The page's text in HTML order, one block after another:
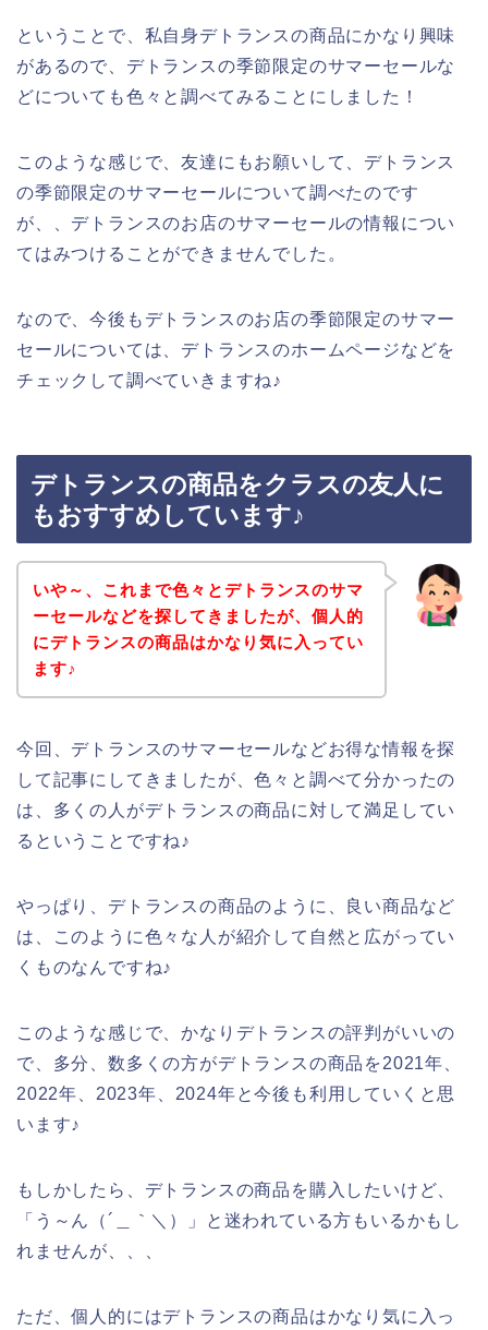
ということで、私自身デトランスの商品にかなり興味
があるので、デトランスの季節限定のサマーセールな
どについても色々と調べてみることにしました！
このような感じで、友達にもお願いして、デトランス
の季節限定のサマーセールについて調べたのです
が、、デトランスのお店のサマーセールの情報につい
てはみつけることができませんでした。
なので、今後もデトランスのお店の季節限定のサマー
セールについては、デトランスのホームページなどを
チェックして調べていきますね♪
デトランスの商品をクラスの友人に
もおすすめしています♪
いや～、これまで色々とデトランスのサマ
ーセールなどを探してきましたが、個人的
にデトランスの商品はかなり気に入ってい
ます♪
今回、デトランスのサマーセールなどお得な情報を探
して記事にしてきましたが、色々と調べて分かったの
は、多くの人がデトランスの商品に対して満足してい
るということですね♪
やっぱり、デトランスの商品のように、良い商品など
は、このように色々な人が紹介して自然と広がってい
くものなんですね♪
このような感じで、かなりデトランスの評判がいいの
で、多分、数多くの方がデトランスの商品を2021年、
2022年、2023年、2024年と今後も利用していくと思
います♪
もしかしたら、デトランスの商品を購入したいけど、
「う～ん（´＿｀＼）」と迷われている方もいるかもし
れませんが、、、
ただ、個人的にはデトランスの商品はかなり気に入っ